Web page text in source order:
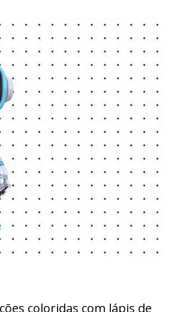
coloridas com lápis de